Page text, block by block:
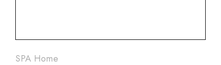
SPA Home